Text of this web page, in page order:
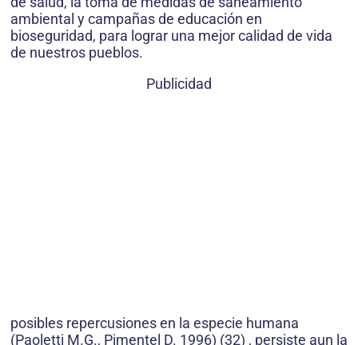
ambiental y campañas de educación en
bioseguridad, para lograr una mejor calidad de vida
de nuestros pueblos.
Publicidad
posibles repercusiones en la especie humana
(Paoletti M.G., Pimentel D. 1996) (32) , persiste aun la